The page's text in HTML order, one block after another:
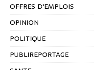
OFFRES D'EMPLOIS
OPINION
POLITIQUE
PUBLIREPORTAGE